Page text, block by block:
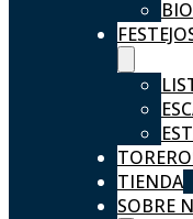
TIENDA
SOBRE